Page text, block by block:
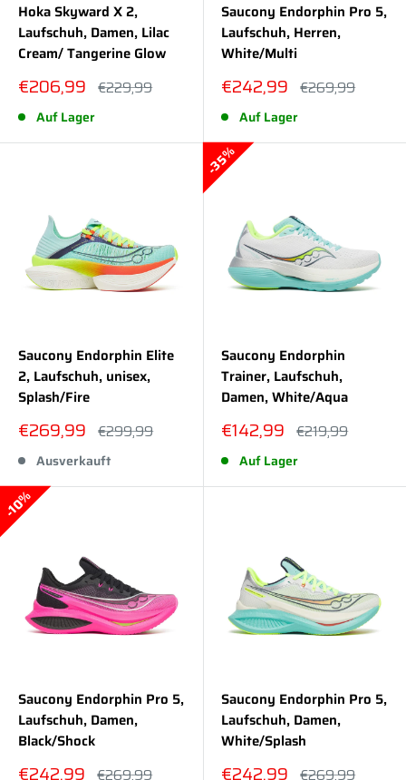
Hoka Skyward X 2,
Laufschuh, Damen, Lilac
Cream/ Tangerine Glow
Sonderpreis
€206,99 Normalpreis
€229,99
Auf Lager
Saucony Endorphin Pro 5,
Laufschuh, Herren,
White/Multi
Sonderpreis
€242,99 Normalpreis
€269,99
Auf Lager
Saucony Endorphin Elite
2, Laufschuh, unisex,
Splash/Fire
Sonderpreis
€269,99 Normalpreis
€299,99
Ausverkauft
35%
Saucony Endorphin
Trainer, Laufschuh,
Damen, White/Aqua
Sonderpreis
€142,99 Normalpreis
€219,99
Auf Lager
10%
Saucony Endorphin Pro 5,
Laufschuh, Damen,
Black/Shock
Sonderpreis
€242,99 Normalpreis
€269,99
Saucony Endorphin Pro 5,
Laufschuh, Damen,
White/Splash
Sonderpreis
€242,99 Normalpreis
€269,99